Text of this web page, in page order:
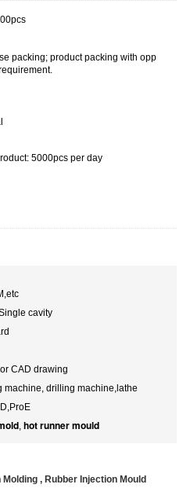
packing; product packing with opp
5000pcs per day
cavity
CAD drawing
machine, drilling machine,lathe
, hot runner mould
, Rubber Injection Mould